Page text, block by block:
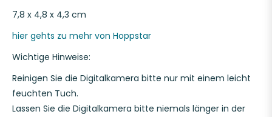
7,8 x 4,8 x 4,3 cm
hier gehts zu mehr von Hoppstar
Wichtige Hinweise:
Reinigen Sie die Digitalkamera bitte nur mit einem leicht
feuchten Tuch.
Lassen Sie die Digitalkamera bitte niemals länger in der